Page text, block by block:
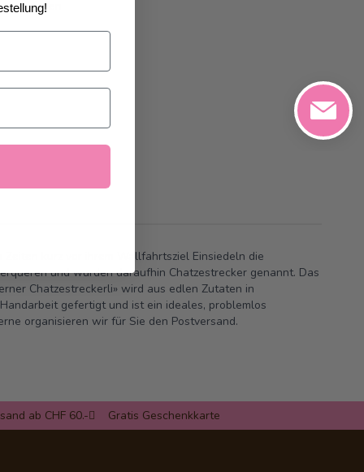
Zeiten kurz vor ihrem Wallfahrtsziel Einsiedeln die
und wurden daraufhin Chatzestrecker genannt. Das
Chatzestreckerli» wird aus edlen Zutaten in
organisieren wir für Sie den Postversand.
ab CHF 60.- Gratis Geschenkkarte